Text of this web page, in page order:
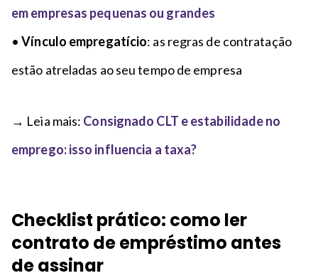
em empresas pequenas ou grandes
•Vínculo empregatício: as regras de contratação
estão atreladas ao seu tempo de empresa
→ Leia mais: Consignado CLT e estabilidade no
emprego: isso influencia a taxa?
Checklist prático: como ler
contrato de empréstimo antes
de assinar